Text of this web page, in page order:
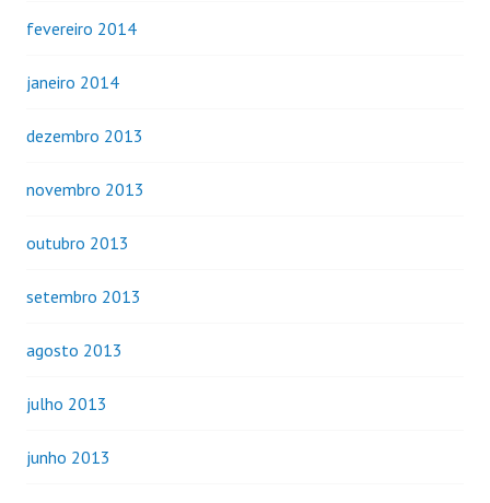
fevereiro 2014
janeiro 2014
dezembro 2013
novembro 2013
outubro 2013
setembro 2013
agosto 2013
julho 2013
junho 2013